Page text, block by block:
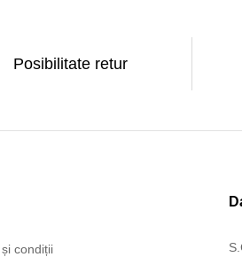
Posibilitate retur
condiții